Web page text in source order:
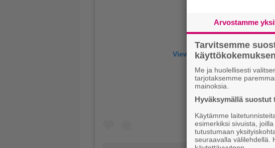
View this post on Instagram
Arvostamme
Tarvitsemme
käyttökokemuksen
Me ja huolellisesti
tarjotaksemme
mainoksia.
Hyväksymällä suostut
Käytämme
esimerkiksi sivuista,
tutustumaan
seuraavalla välilehdellä.